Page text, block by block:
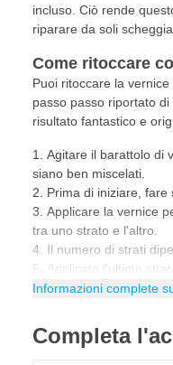
incluso. Ciò rende
riparare da soli
Come ritoccare
Puoi ritoccare la
passo passo riportato
risultato fantastico e
Agitare il barattolo di
siano ben miscelati.
Prima di iniziare, fare
Applicare la vernice
tra uno strato e l'altro.
Il numero di strati
Applicato l'ultimo
essiccazione della
Suggerimento
:
guanti in nitrile.
Informazioni complete
Completa